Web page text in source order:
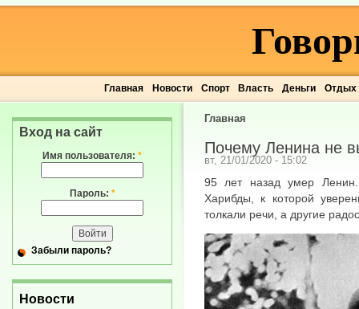
Главная Новости Спорт Власть Деньги Отдых
Главная
Почему Ленина не
вт, 21/01/2020 - 15:02
95 лет назад умер Ленин.
Харибды, к которой
толкали речи, а другие
Вход на сайт
Имя пользователя: *
Пароль: *
Забыли пароль?
Новости